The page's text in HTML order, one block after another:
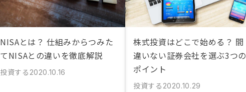
NISAとは？ 仕組みからつみた
てNISAとの違いを徹底解説
投資する 2020.10.16
株式投資はどこで始める？ 間
違いない証券会社を選ぶ3つの
ポイント
投資する 2020.10.29